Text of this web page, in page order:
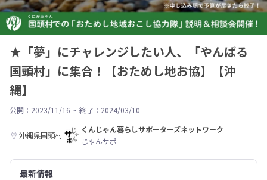
★「夢」にチャレンジしたい人、「やんばる
国頭村」に集合！【おためし地お協】【沖
縄】
公開：2023/11/16 ~ 終了：2024/03/10
沖縄県国頭村
くんじゃん暮らしサポーターズネットワーク
じゃんサポ
最新情報